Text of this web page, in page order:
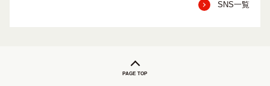
SNS一覧
PAGE TOP